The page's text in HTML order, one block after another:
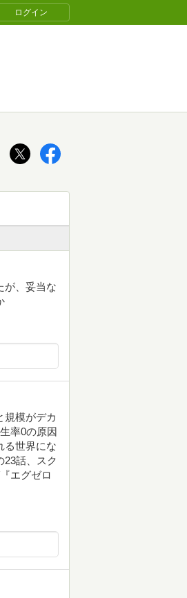
ログイン
が、妥当な
規模がデカ
率0の原因
る世界にな
23話、スク
エグゼロ